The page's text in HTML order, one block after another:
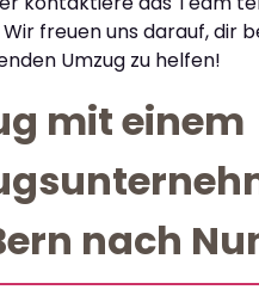
freuen uns darauf, dir
Umzug zu helfen!
mit einem
nach